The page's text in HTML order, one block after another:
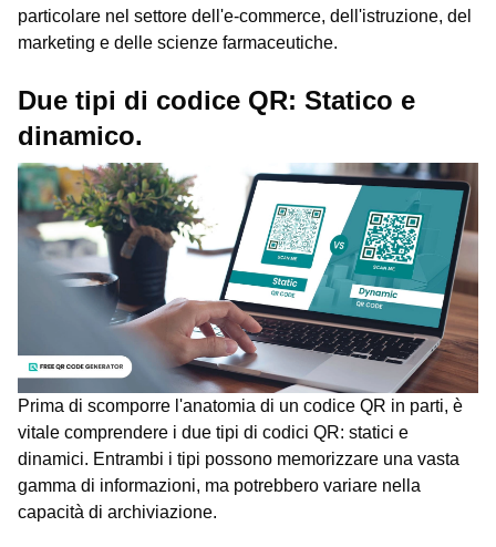
particolare nel settore dell'e-commerce, dell'istruzione, del
marketing e delle scienze farmaceutiche.
Due tipi di codice QR: Statico e
dinamico.
Prima di scomporre l'anatomia di un codice QR in parti, è
vitale comprendere i due tipi di codici QR: statici e
dinamici. Entrambi i tipi possono memorizzare una vasta
gamma di informazioni, ma potrebbero variare nella
capacità di archiviazione.